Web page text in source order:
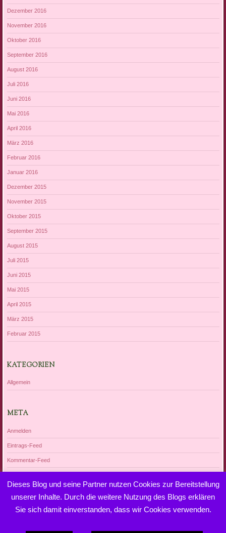
Dezember 2016
November 2016
Oktober 2016
September 2016
August 2016
Juli 2016
Juni 2016
Mai 2016
April 2016
März 2016
Februar 2016
Januar 2016
Dezember 2015
November 2015
Oktober 2015
September 2015
August 2015
Juli 2015
Juni 2015
Mai 2015
April 2015
März 2015
Februar 2015
KATEGORIEN
Allgemein
META
Anmelden
Eintrags-Feed
Kommentar-Feed
Dieses Blog läuft mit WordPress |Theme: Bouquet von
Dieses Blog und seine Partner nutzen Cookies zur Bereitstellung
unserer Inhalte. Durch die weitere Nutzung des Blogs erklären
Sie sich damit einverstanden, dass wir Cookies verwenden.